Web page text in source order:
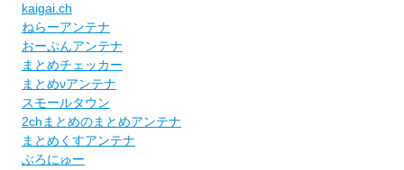
kaigai.ch
ねらーアンテナ
おーぷんアンテナ
まとめチェッカー
まとめνアンテナ
スモールタウン
2chまとめのまとめアンテナ
まとめくすアンテナ
ぶろにゅー